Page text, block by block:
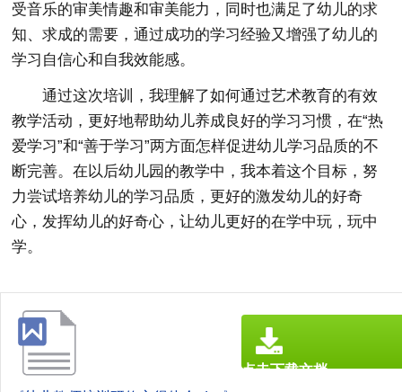
受音乐的审美情趣和审美能力，同时也满足了幼儿的求
知、求成的需要，通过成功的学习经验又增强了幼儿的
学习自信心和自我效能感。
通过这次培训，我理解了如何通过艺术教育的有效
教学活动，更好地帮助幼儿养成良好的学习习惯，在“热
爱学习”和“善于学习”两方面怎样促进幼儿学习品质的不
断完善。在以后幼儿园的教学中，我本着这个目标，努
力尝试培养幼儿的学习品质，更好的激发幼儿的好奇
心，发挥幼儿的好奇心，让幼儿更好的在学中玩，玩中
学。
点击下载文档